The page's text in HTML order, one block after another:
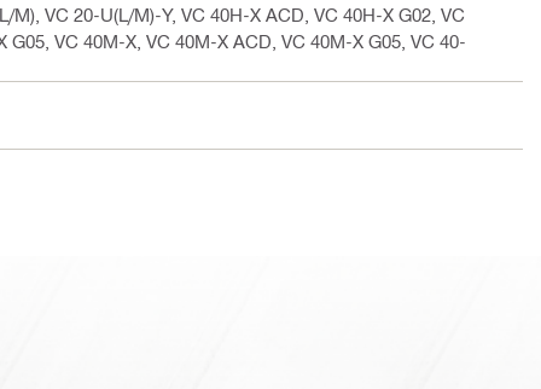
M), VC 20-U(L/M)-Y, VC 40H-X ACD, VC 40H-X G02, VC
G05, VC 40M-X, VC 40M-X ACD, VC 40M-X G05, VC 40-